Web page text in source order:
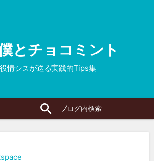
とチョコミント
情シスが送る実践的Tips集
search